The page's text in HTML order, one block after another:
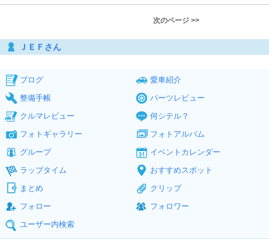
次のページ >>
ＪＥＦさん
ブログ
愛車紹介
整備手帳
パーツレビュー
クルマレビュー
何シテル？
フォトギャラリー
フォトアルバム
グループ
イベントカレンダー
ラップタイム
おすすめスポット
まとめ
クリップ
フォロー
フォロワー
ユーザー内検索